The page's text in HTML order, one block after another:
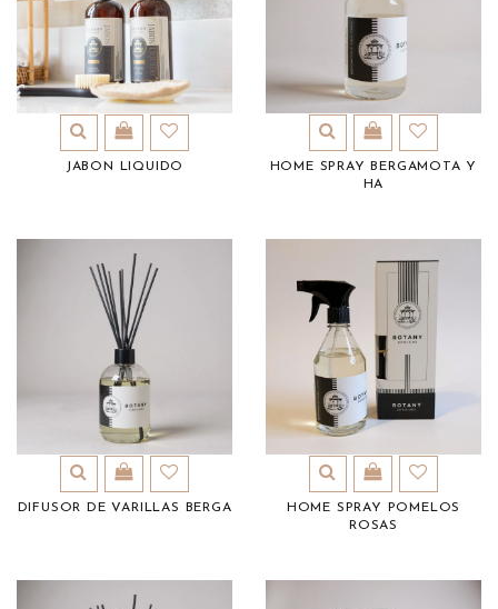
JABON LIQUIDO
HOME SPRAY BERGAMOTA Y
HA
DIFUSOR DE VARILLAS BERGA
HOME SPRAY POMELOS
ROSAS